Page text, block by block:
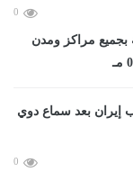
0
بجميع مراكز ومدن
0